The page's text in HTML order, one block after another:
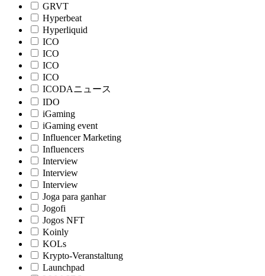
GRVT
Hyperbeat
Hyperliquid
ICO
ICO
ICO
ICO
ICODAニュース
IDO
iGaming
iGaming event
Influencer Marketing
Influencers
Interview
Interview
Interview
Joga para ganhar
Jogofi
Jogos NFT
Koinly
KOLs
Krypto-Veranstaltung
Launchpad